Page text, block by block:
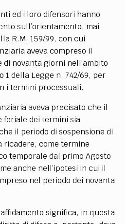
ed i loro difensori hanno
sull’orientamento, mai
R.M. 159/99, con cui
aveva compreso il
di novanta giorni nell’ambito
1 della Legge n. 742/69, per
i termini processuali.
aveva precisato che il
feriale dei termini sia
il periodo di sospensione di
ricadere, come termine
temporale dal primo Agosto
anche nell’ipotesi in cui il
nel periodo dei novanta
significa, in questa